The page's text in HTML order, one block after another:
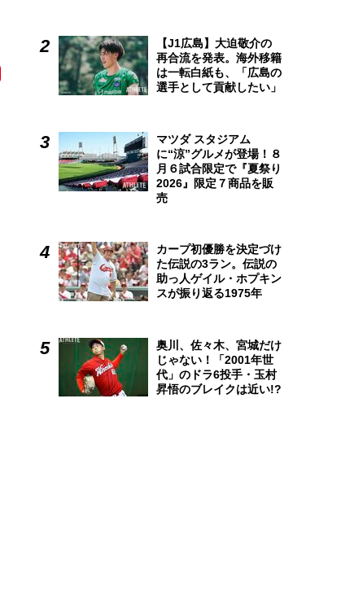
【J1広島】大迫敬介の
再合流を発表。海外移籍
は一転白紙も、「広島の
選手として貢献したい」
マツダ スタジアム
に“涼”グルメが登場！８
月６試合限定で『夏祭り
2026』限定７商品を販
売
カープ初優勝を決定づけ
た伝説の3ラン。伝説の
助っ人ゲイル・ホプキン
スが振り返る1975年
奥川、佐々木、宮城だけ
じゃない！「2001年世
代」のドラ6投手・玉村
昇悟のブレイクは近い!?